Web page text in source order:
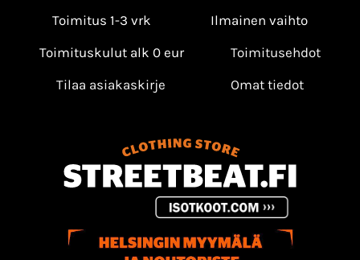
Toimitus 1-3 vrk
Ilmainen vaihto
Toimituskulut alk 0 eur
Toimitusehdot
Tilaa asiakaskirje
Omat tiedot